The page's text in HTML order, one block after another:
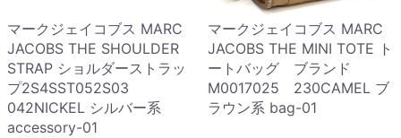
マークジェイコブス MARC
JACOBS THE SHOULDER
STRAP ショルダーストラッ
プ2S4SST052S03
042NICKEL シルバー系
accessory-01
マークジェイコブス MARC
JACOBS THE MINI TOTE ト
ートバッグ ブランド
M0017025 230CAMEL ブ
ラウン系 bag-01